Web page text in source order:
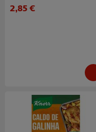
2,85 €